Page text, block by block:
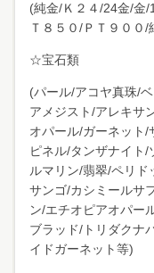
(純金/Ｋ２４/24金/金/
Ｔ８５０/ＰＴ９００
☆宝石類
(パール/アコヤ真珠/
アメジスト/アレキサ
オパール/ガーネット/
ピネル/タンザナイト/
ルマリン/翡翠/ペリ
サンゴ/カシミールサ
ン/エチオピアオパー
ブラッド/トリダクナ
イドガーネット等)